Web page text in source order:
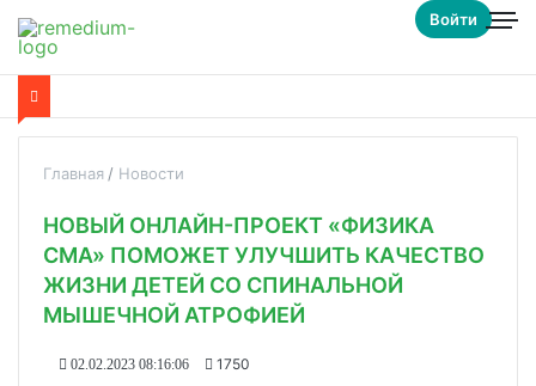
Войти
Главная Новости
НОВЫЙ ОНЛАЙН-ПРОЕКТ «ФИЗИКА
СМА» ПОМОЖЕТ УЛУЧШИТЬ КАЧЕСТВО
ЖИЗНИ ДЕТЕЙ СО СПИНАЛЬНОЙ
МЫШЕЧНОЙ АТРОФИЕЙ
02.02.2023 08:16:06 1750